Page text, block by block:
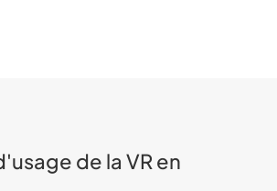
de la VR en